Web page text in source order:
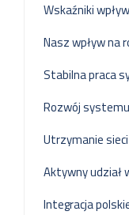
Wskaźniki
Nasz wpływ na
Stabilna praca
Rozwój
Utrzymanie
Aktywny udział
Integracja